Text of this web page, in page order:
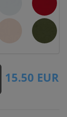
15.50 EUR